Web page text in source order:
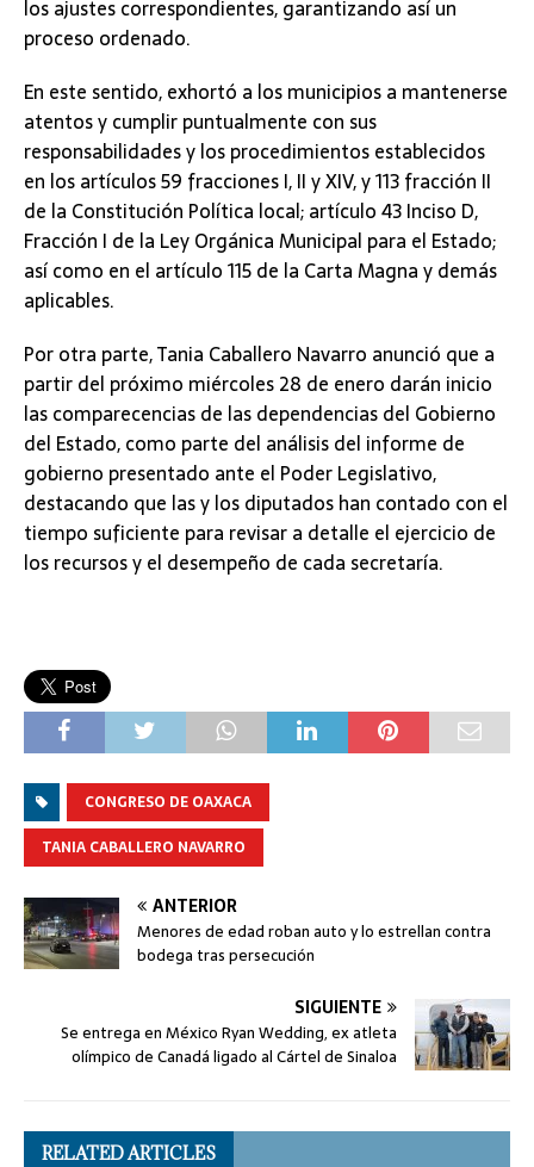
los ajustes correspondientes, garantizando así un
proceso ordenado.
En este sentido, exhortó a los municipios a mantenerse
atentos y cumplir puntualmente con sus
responsabilidades y los procedimientos establecidos
en los artículos 59 fracciones I, II y XIV, y 113 fracción II
de la Constitución Política local; artículo 43 Inciso D,
Fracción I de la Ley Orgánica Municipal para el Estado;
así como en el artículo 115 de la Carta Magna y demás
aplicables.
Por otra parte, Tania Caballero Navarro anunció que a
partir del próximo miércoles 28 de enero darán inicio
las comparecencias de las dependencias del Gobierno
del Estado, como parte del análisis del informe de
gobierno presentado ante el Poder Legislativo,
destacando que las y los diputados han contado con el
tiempo suficiente para revisar a detalle el ejercicio de
los recursos y el desempeño de cada secretaría.
CONGRESO DE OAXACA
TANIA CABALLERO NAVARRO
ANTERIOR
Menores de edad roban auto y lo estrellan contra
bodega tras persecución
SIGUIENTE
Se entrega en México Ryan Wedding, ex atleta
olímpico de Canadá ligado al Cártel de Sinaloa
RELATED ARTICLES